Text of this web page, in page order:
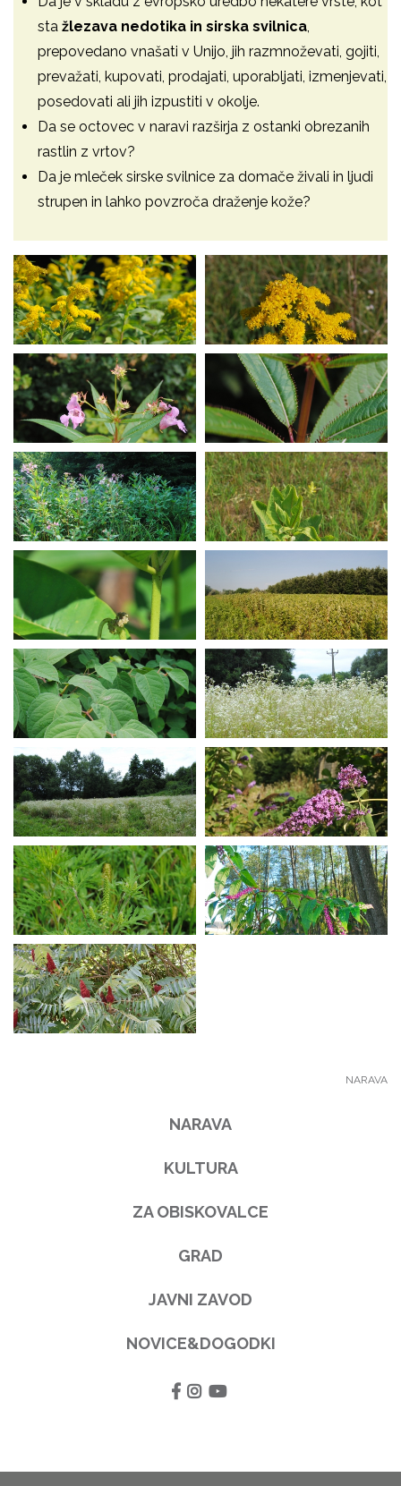
sta žlezava nedotika in sirska svilnica,
prepovedano vnašati v Unijo, jih razmnoževati, gojiti,
prevažati, kupovati, prodajati, uporabljati, izmenjevati,
posedovati ali jih izpustiti v okolje.
Da se octovec v naravi razširja z ostanki obrezanih
rastlin z vrtov?
Da je mleček sirske svilnice za domače živali in ljudi
strupen in lahko povzroča draženje kože?
NARAVA
NARAVA
KULTURA
ZA OBISKOVALCE
GRAD
JAVNI ZAVOD
NOVICE&DOGODKI